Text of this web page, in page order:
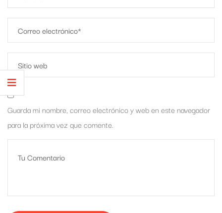
Guarda mi nombre, correo electrónico y web en este navegador
para la próxima vez que comente.